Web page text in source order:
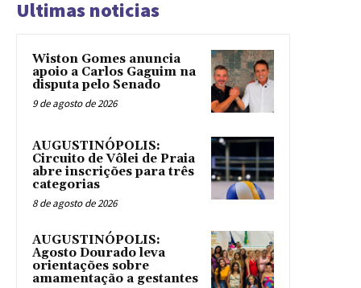
Ultimas noticias
Wiston Gomes anuncia
apoio a Carlos Gaguim na
disputa pelo Senado
9 de agosto de 2026
AUGUSTINÓPOLIS:
Circuito de Vôlei de Praia
abre inscrições para três
categorias
8 de agosto de 2026
AUGUSTINÓPOLIS:
Agosto Dourado leva
orientações sobre
amamentação a gestantes